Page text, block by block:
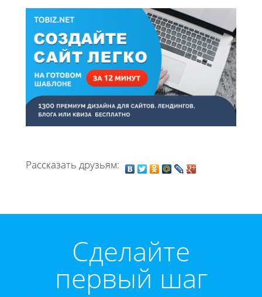
Рассказать друзьям:
Cделайте
первый шаг